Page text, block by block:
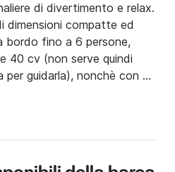
di divertimento e relax.
dimensioni compatte ed
bordo fino a 6 persone,
40 cv (non serve quindi
guidarla), nonchè con
di gioiosa marea, ma posso